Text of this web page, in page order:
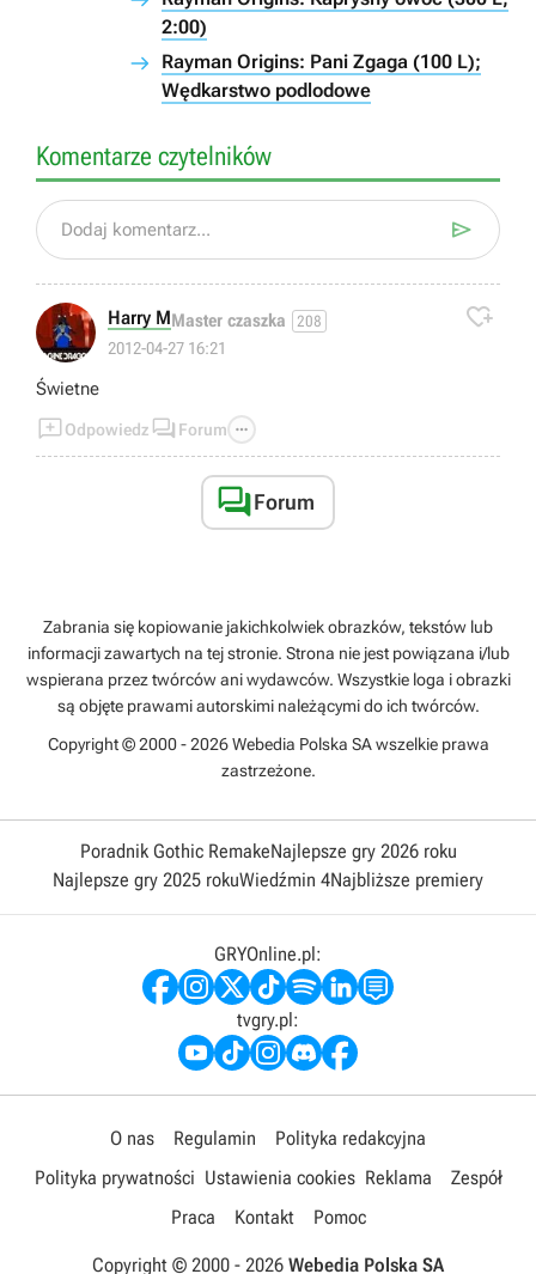
2:00)
Rayman Origins: Pani Zgaga (100 L);
Wędkarstwo podlodowe
Komentarze czytelników
Dodaj komentarz... 
Harry MMaster czaszka 208
2012-04-27 16:21

Świetne
Odpowiedz  Forum 
Forum
Zabrania się kopiowanie jakichkolwiek obrazków, tekstów lub
informacji zawartych na tej stronie. Strona nie jest powiązana i/lub
wspierana przez twórców ani wydawców. Wszystkie loga i obrazki
są objęte prawami autorskimi należącymi do ich twórców.
Copyright © 2000 - 2026 Webedia Polska SA wszelkie prawa
zastrzeżone.
Poradnik Gothic RemakeNajlepsze gry 2026 roku
Najlepsze gry 2025 rokuWiedźmin 4Najbliższe premiery
GRYOnline.pl:
tvgry.pl:
O nas Regulamin
Polityka redakcyjna
Polityka prywatności Ustawienia cookies Reklama
Zespół
Praca
Kontakt Pomoc
Copyright © 2000 - 2026 Webedia Polska SA